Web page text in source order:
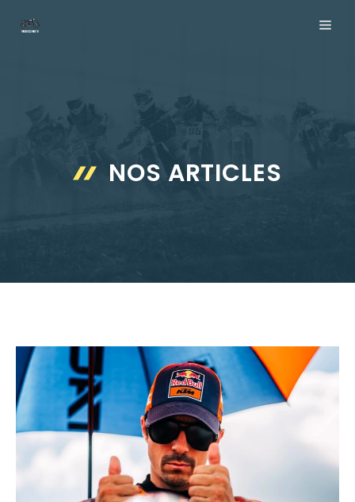
NOS ARTICLES